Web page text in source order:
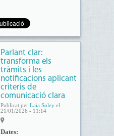
Parlant clar:
transforma els
tràmits i les
notificacions aplicant
criteris de
comunicació clara
Publicat per Laia Soleyel
21/01/2026 - 11:14
Dates: